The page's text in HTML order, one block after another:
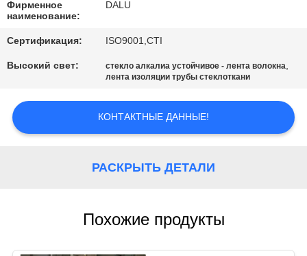
СПРОСИТЕ
ЦИТАТУ
КАРТА
САЙТА
Фирменное
наименование:
DALU
Сертификация: ISO9001,CTI
Высокий свет: стекло алкалиа устойчивое - лента волокна,
лента изоляции трубы стеклоткани
КОНТАКТНЫЕ ДАННЫЕ!
РАСКРЫТЬ ДЕТАЛИ
Похожие продукты